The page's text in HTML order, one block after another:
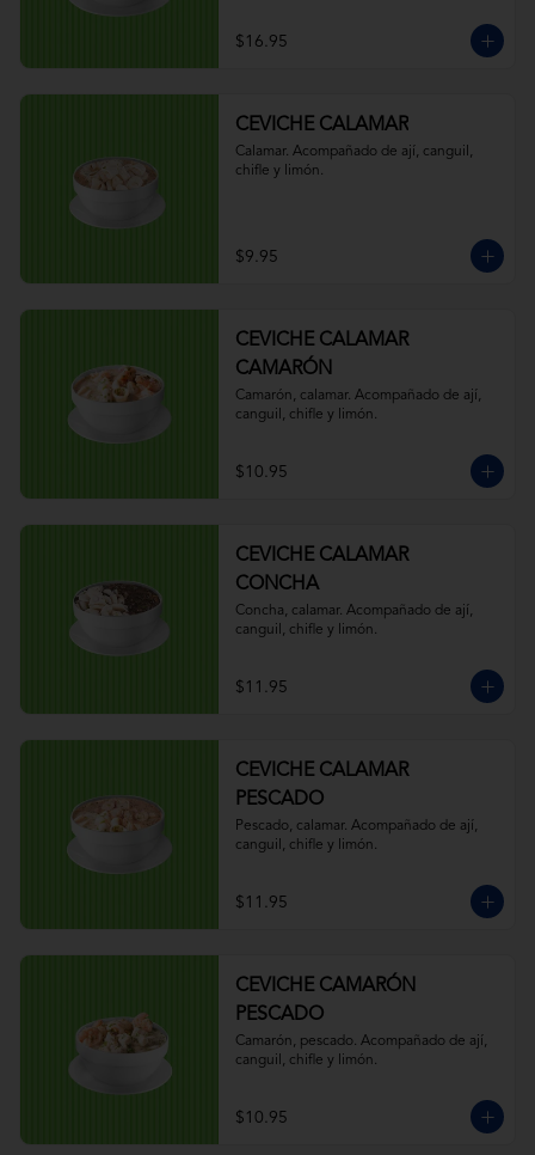
$16.95
CEVICHE CALAMAR
Calamar. Acompañado de ají, canguil,
chifle y limón.
$9.95
CEVICHE CALAMAR
CAMARÓN
Camarón, calamar. Acompañado de ají,
canguil, chifle y limón.
$10.95
CEVICHE CALAMAR
CONCHA
Concha, calamar. Acompañado de ají,
canguil, chifle y limón.
$11.95
CEVICHE CALAMAR
PESCADO
Pescado, calamar. Acompañado de ají,
canguil, chifle y limón.
$11.95
CEVICHE CAMARÓN
PESCADO
Camarón, pescado. Acompañado de ají,
canguil, chifle y limón.
$10.95